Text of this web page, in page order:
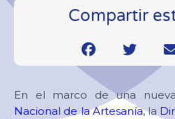
Compartir
En el marco de una
Nacional de la Artesanía, la